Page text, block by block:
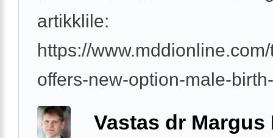
artikklile:
https://
offers-new-option-male-
Vastas dr Margus